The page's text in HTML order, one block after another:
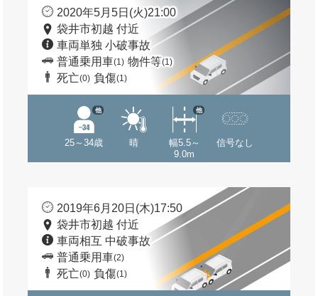
2020年5月5日(火)21:00
袋井市初越 付近
車両単独 小破事故
普通乗用車(1) 物件等(1)
死亡(0) 負傷(1)
25～34歳
他
晴
幅5.5～
9.0m
他
信号なし
2019年6月20日(木)17:50
袋井市初越 付近
車両相互 中破事故
普通乗用車(2)
死亡(0) 負傷(1)